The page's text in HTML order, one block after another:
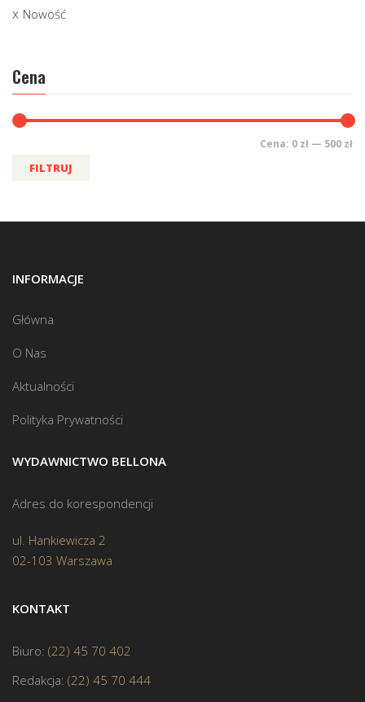
Nowość
Cena
FILTRUJ
Cena: 0 zł — 500 zł
INFORMACJE
Główna
O Nas
Aktualności
Polityka Prywatności
WYDAWNICTWO BELLONA
Adres do korespondencji
ul. Hankiewicza 2
02-103 Warszawa
KONTAKT
Biuro: (22) 45 70 402
Redakcja: (22) 45 70 444